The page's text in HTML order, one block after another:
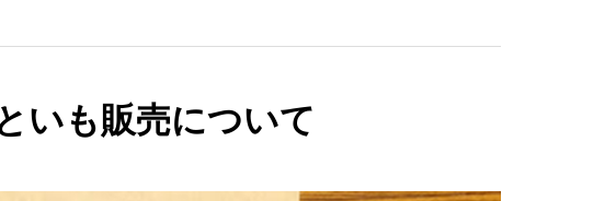
いも販売について